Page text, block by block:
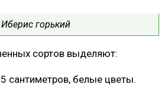
Иберис горький
сортов выделяют:
сантиметров, белые цветы.